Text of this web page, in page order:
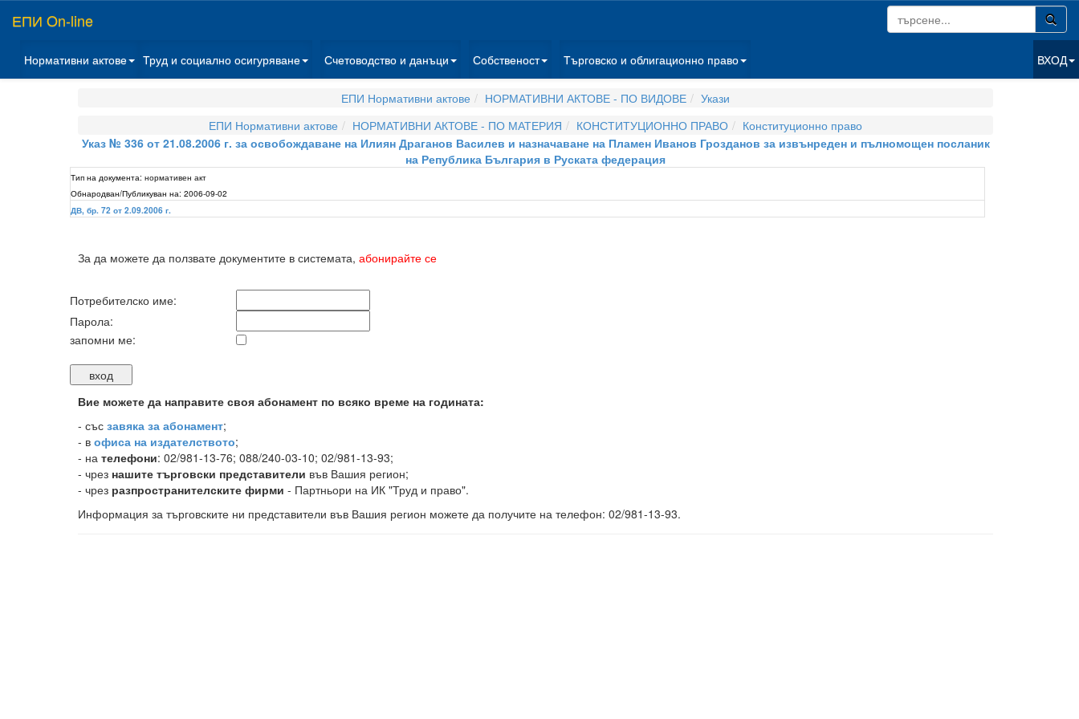
ЕПИ On-line
Нормативни актове Труд и социално осигуряване Счетоводство и данъци Собственост Търговско и облигационно право ВХОД
ЕПИ Нормативни актове НОРМАТИВНИ АКТОВЕ - ПО ВИДОВЕ
Укази
ЕПИ Нормативни актове
НОРМАТИВНИ АКТОВЕ - ПО МАТЕРИЯ КОНСТИТУЦИОННО ПРАВО
Конституционно право
Указ № 336 от 21.08.2006 г. за освобождаване на Илиян Драганов Василев и назначаване на Пламен Иванов Грозданов за извънреден и пълномощен посланик
на Република България в Руската федерация
Тип на документа: нормативен акт
Обнародван/Публикуван на: 2006-09-02
ДВ, бр. 72 от 2.09.2006 г.
За да можете да ползвате документите в системата, абонирайте се
Потребителско име:
Парола:
запомни ме:
Вие можете да направите своя абонамент по всяко време на годината:
- със завяка за абонамент;
- в офиса на издателството;
- на телефони: 02/981-13-76; 088/240-03-10; 02/981-13-93;
- чрез нашите търговски представители във Вашия регион;
- чрез разпространителските фирми - Партньори на ИК "Труд и право".
Информация за търговските ни представители във Вашия регион можете да получите на телефон: 02/981-13-93.